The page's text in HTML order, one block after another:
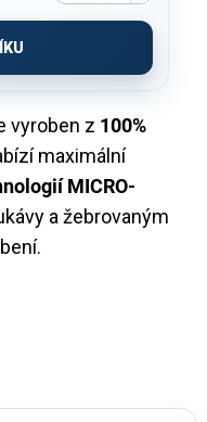
vyroben z 100%
maximální
MICRO-
a žebrovaným